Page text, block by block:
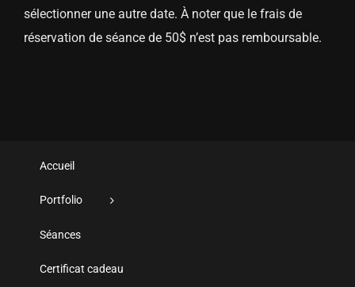
sélectionner une autre date. À noter que le frais de
réservation de séance de 50$ n’est pas remboursable.
Accueil
Portfolio
Séances
Certificat cadeau